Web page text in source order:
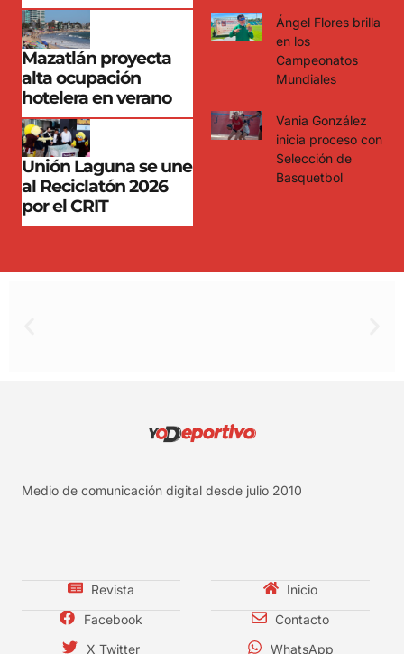
Mazatlán proyecta
alta ocupación
hotelera en verano
Unión Laguna se une
al Reciclatón 2026
por el CRIT
Ángel Flores brilla
en los
Campeonatos
Mundiales
Vania González
inicia proceso con
Selección de
Basquetbol
Medio de comunicación digital desde julio 2010
Revista
Facebook
X Twitter
Inicio
Contacto
WhatsApp